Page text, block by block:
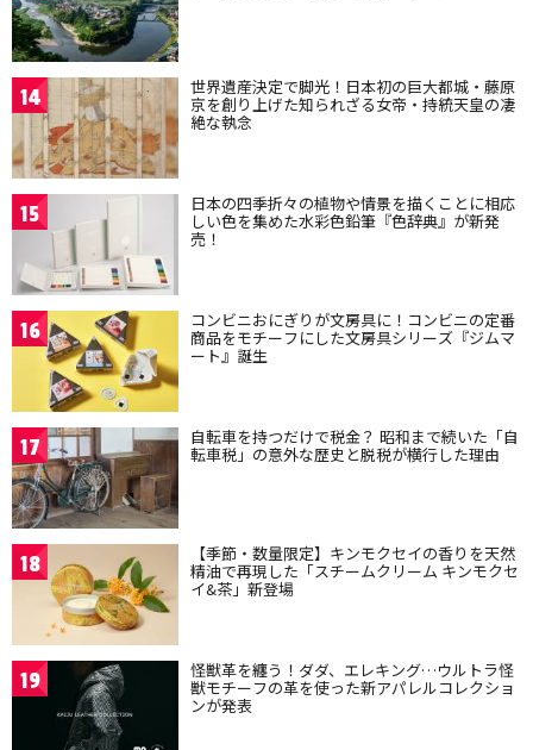
14 世界遺産決定で脚光！日本初の巨大都城・藤原
京を創り上げた知られざる女帝・持統天皇の凄
絶な執念
15 日本の四季折々の植物や情景を描くことに相応
しい色を集めた水彩色鉛筆『色辞典』が新発
売！
16 コンビニおにぎりが文房具に！コンビニの定番
商品をモチーフにした文房具シリーズ『ジムマ
ート』誕生
17 自転車を持つだけで税金？ 昭和まで続いた「自
転車税」の意外な歴史と脱税が横行した理由
18 【季節・数量限定】キンモクセイの香りを天然
精油で再現した「スチームクリーム キンモクセ
イ&茶」新登場
19 怪獣革を纏う！ダダ、エレキング…ウルトラ怪
獣モチーフの革を使った新アパレルコレクショ
ンが発表